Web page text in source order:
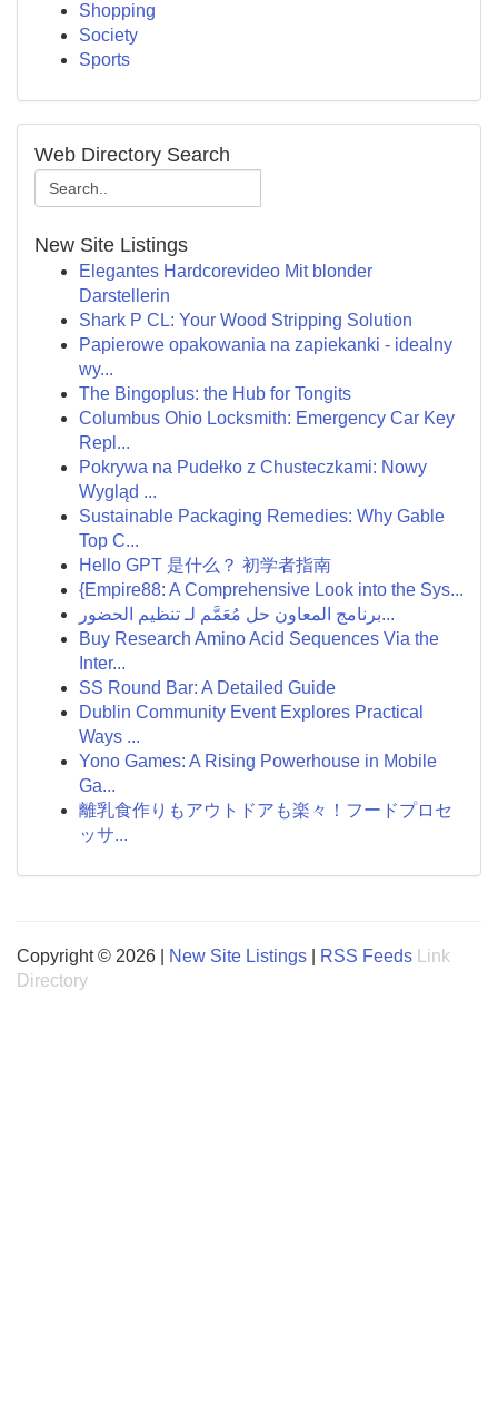
Shopping
Society
Sports
Web Directory Search
New Site Listings
Elegantes Hardcorevideo Mit blonder
Darstellerin
Shark P CL: Your Wood Stripping Solution
Papierowe opakowania na zapiekanki - idealny
wy...
The Bingoplus: the Hub for Tongits
Columbus Ohio Locksmith: Emergency Car Key
Repl...
Pokrywa na Pudełko z Chusteczkami: Nowy
Wygląd ...
Sustainable Packaging Remedies: Why Gable
Top C...
Hello GPT 是什么？ 初学者指南
{Empire88: A Comprehensive Look into the Sys...
برنامج المعاون حل مُعَمَّم لـ تنظيم الحضور...
Buy Research Amino Acid Sequences Via the
Inter...
SS Round Bar: A Detailed Guide
Dublin Community Event Explores Practical
Ways ...
Yono Games: A Rising Powerhouse in Mobile
Ga...
離乳食作りもアウトドアも楽々！フードプロセ
ッサ...
Copyright © 2026 | New Site Listings RSS Feeds
Link
Directory